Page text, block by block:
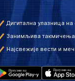
Дигитална улазница на
Занимљива такмичења
Најсвежије вести и